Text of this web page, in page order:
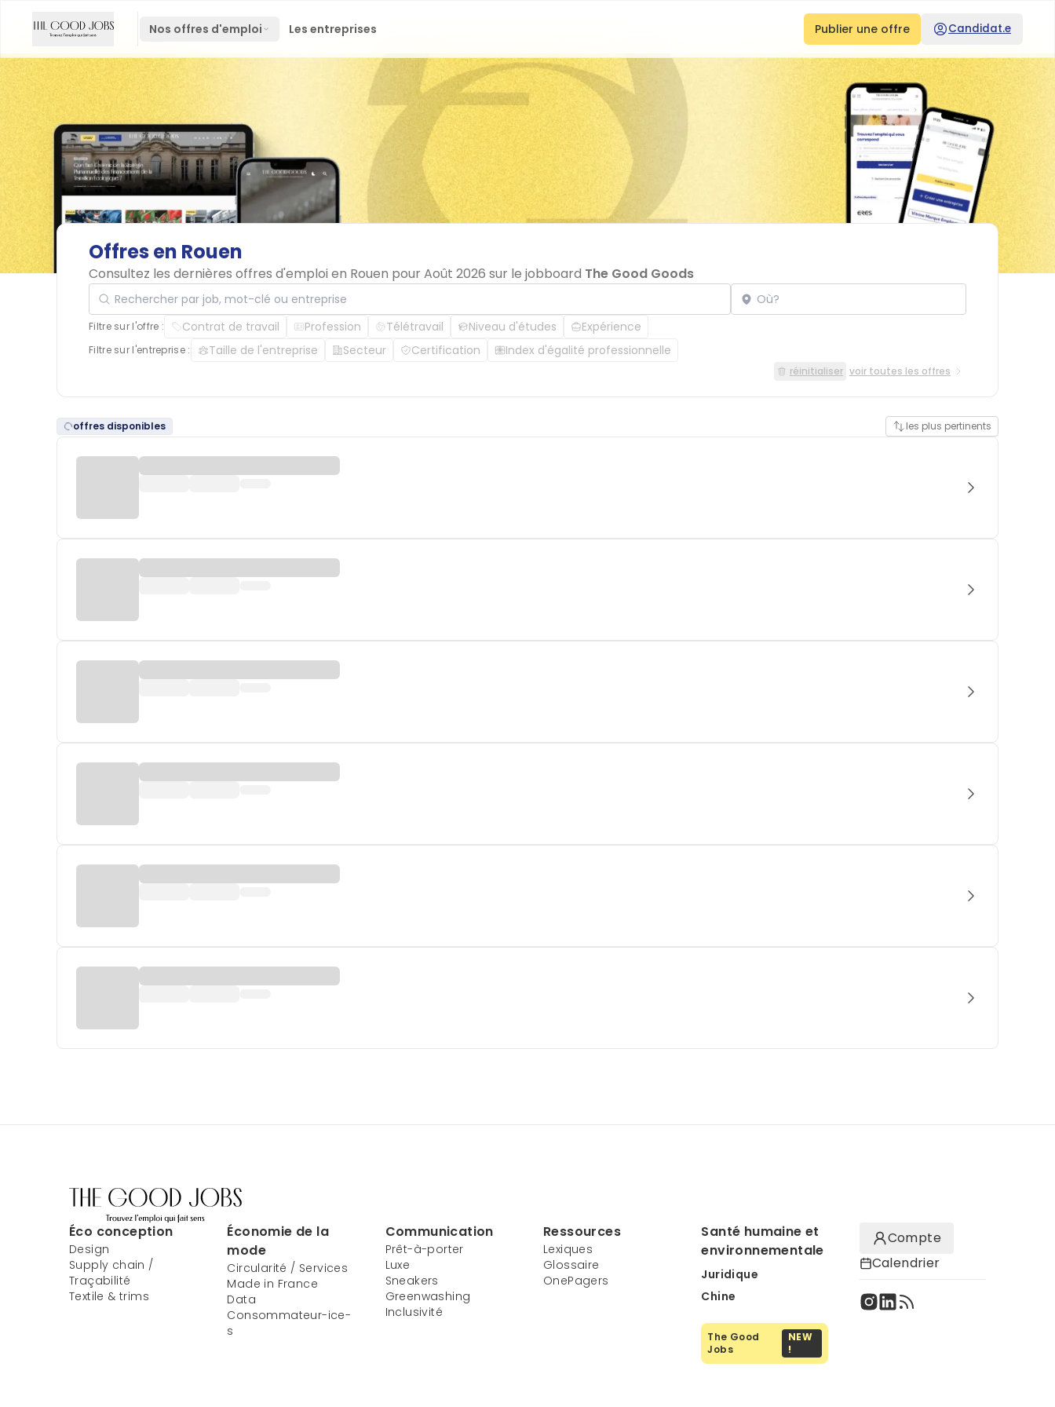
Nos offres d'emploi Les entreprises Publier une offre Candidat.e
Offres en Rouen
Consultez les dernières offres d'emploi en Rouen pour Août 2026 sur le jobboard The Good Goods
Rechercher par job, mot-clé ou entreprise Localisation
Filtre sur l'offre : Contrat de travail Profession Télétravail Niveau d'études Expérience
Filtre sur l'entreprise : Taille de l'entreprise Secteur Certification Index d'égalité professionnelle
réinitialiser voir toutes les offres
offres disponibles les plus pertinents
Éco conception
Design
Supply chain /
Traçabilité
Textile & trims
Économie de la
mode
Circularité / Services
Made in France
Data
Consommateur-ice-
s
Communication
Prêt-à-porter
Luxe
Sneakers
Greenwashing
Inclusivité
Ressources
Lexiques
Glossaire
OnePagers
Santé humaine et
environnementale
Juridique
Chine
The Good
Jobs
NEW
!
Compte
Calendrier